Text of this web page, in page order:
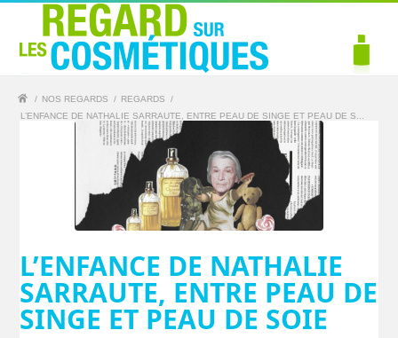
/ NOS REGARDS / REGARDS
/
L’ENFANCE DE NATHALIE SARRAUTE, ENTRE PEAU DE SINGE ET PEAU DE S...
L’ENFANCE DE NATHALIE
SARRAUTE, ENTRE PEAU DE
SINGE ET PEAU DE SOIE